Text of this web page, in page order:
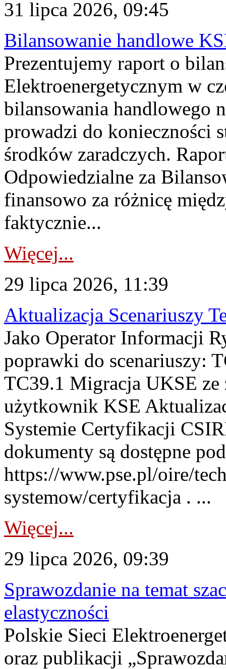
31 lipca 2026, 09:45
Bilansowanie handlowe
Prezentujemy raport o
Elektroenergetycznym w
bilansowania handlowego
prowadzi do konieczności
środków zaradczych.
Odpowiedzialne za
finansowo za różnicę
faktycznie...
Więcej...
29 lipca 2026, 11:39
Aktualizacja Scenariuszy
Jako Operator Informacji
poprawki do scenariuszy:
TC39.1 Migracja UKSE
użytkownik KSE
Systemie Certyfikacji
dokumenty są dostępne
https://www.pse.pl/oire/
systemow/certyfikacja . ...
Więcej...
29 lipca 2026, 09:39
Sprawozdanie na temat
elastyczności
Polskie Sieci
oraz publikacji